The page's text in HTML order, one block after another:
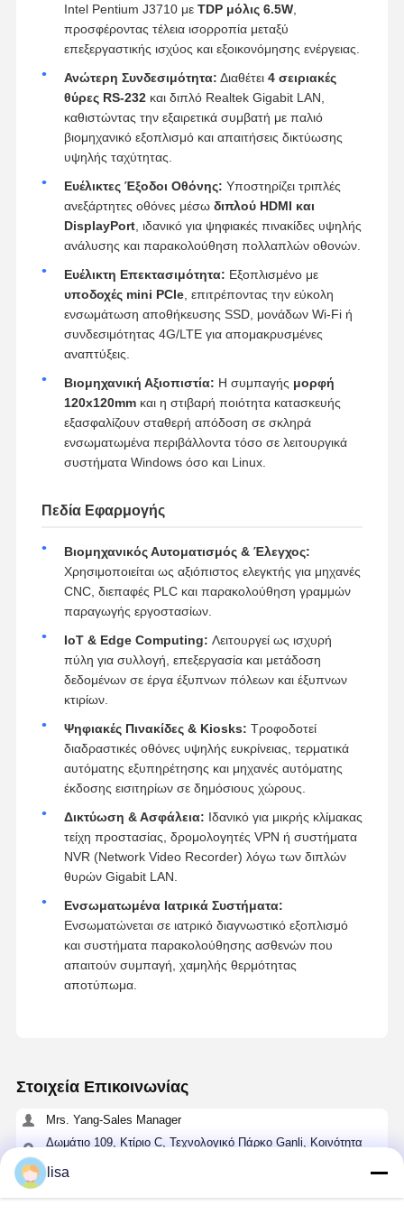
Intel Pentium J3710 με TDP μόλις 6.5W,
προσφέροντας τέλεια ισορροπία μεταξύ
επεξεργαστικής ισχύος και εξοικονόμησης ενέργειας.
Ανώτερη Συνδεσιμότητα: Διαθέτει 4 σειριακές
θύρες RS-232και διπλό Realtek Gigabit LAN,
καθιστώντας την εξαιρετικά συμβατή με παλιό
βιομηχανικό εξοπλισμό και απαιτήσεις δικτύωσης
υψηλής ταχύτητας.
Ευέλικτες Έξοδοι Οθόνης: Υποστηρίζει τριπλές
ανεξάρτητες οθόνες μέσω διπλού HDMI και
DisplayPort, ιδανικό για ψηφιακές πινακίδες υψηλής
ανάλυσης και παρακολούθηση πολλαπλών οθονών.
Ευέλικτη Επεκτασιμότητα: Εξοπλισμένο με
υποδοχές mini PCIe, επιτρέποντας την εύκολη
ενσωμάτωση αποθήκευσης SSD, μονάδων Wi-Fi ή
συνδεσιμότητας 4G/LTE για απομακρυσμένες
αναπτύξεις.
Βιομηχανική Αξιοπιστία: Η συμπαγής μορφή
120x120mmκαι η στιβαρή ποιότητα κατασκευής
εξασφαλίζουν σταθερή απόδοση σε σκληρά
ενσωματωμένα περιβάλλοντα τόσο σε λειτουργικά
συστήματα Windows όσο και Linux.
Πεδία Εφαρμογής
Βιομηχανικός Αυτοματισμός & Έλεγχος:
Χρησιμοποιείται ως αξιόπιστος ελεγκτής για μηχανές
CNC, διεπαφές PLC και παρακολούθηση γραμμών
παραγωγής εργοστασίων.
IoT & Edge Computing: Λειτουργεί ως ισχυρή
πύλη για συλλογή, επεξεργασία και μετάδοση
δεδομένων σε έργα έξυπνων πόλεων και έξυπνων
κτιρίων.
Ψηφιακές Πινακίδες & Kiosks: Τροφοδοτεί
διαδραστικές οθόνες υψηλής ευκρίνειας, τερματικά
αυτόματης εξυπηρέτησης και μηχανές αυτόματης
έκδοσης εισιτηρίων σε δημόσιους χώρους.
Δικτύωση & Ασφάλεια: Ιδανικό για μικρής κλίμακας
τείχη προστασίας, δρομολογητές VPN ή συστήματα
NVR (Network Video Recorder) λόγω των διπλών
θυρών Gigabit LAN.
Ενσωματωμένα Ιατρικά Συστήματα:
Ενσωματώνεται σε ιατρικό διαγνωστικό εξοπλισμό
και συστήματα παρακολούθησης ασθενών που
απαιτούν συμπαγή, χαμηλής θερμότητας
αποτύπωμα.
Στοιχεία Επικοινωνίας
Mrs. Yang-Sales Manager
Δωμάτιο 109, Κτίριο C, Τεχνολογικό Πάρκο Ganli, Κοινότητα
+86 18902462095
lisa